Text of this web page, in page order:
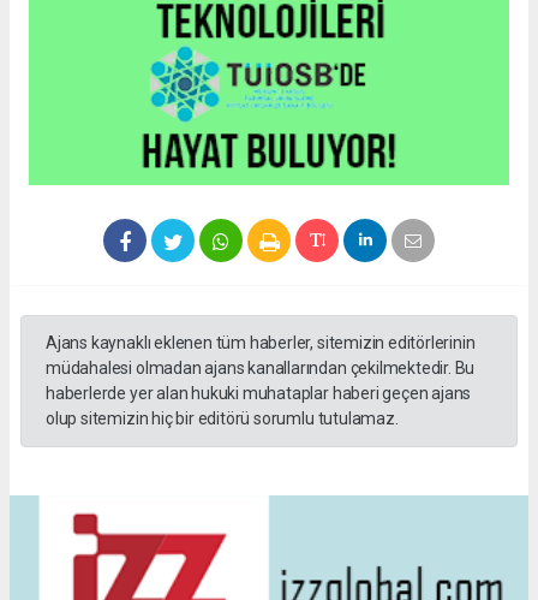
Ajans kaynaklı eklenen tüm haberler, sitemizin editörlerinin
müdahalesi olmadan ajans kanallarından çekilmektedir. Bu
haberlerde yer alan hukuki muhataplar haberi geçen ajans
olup sitemizin hiç bir editörü sorumlu tutulamaz.